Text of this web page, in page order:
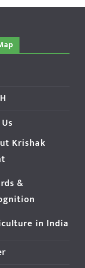
Krishak
&
in India